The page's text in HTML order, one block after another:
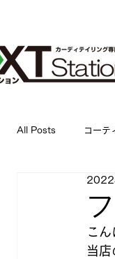
All Posts コーテ
2022
こ
当店